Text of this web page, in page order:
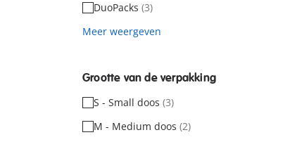
DuoPacks (3)
Meer weergeven
Grootte van de verpakking
S - Small doos (3)
M - Medium doos (2)